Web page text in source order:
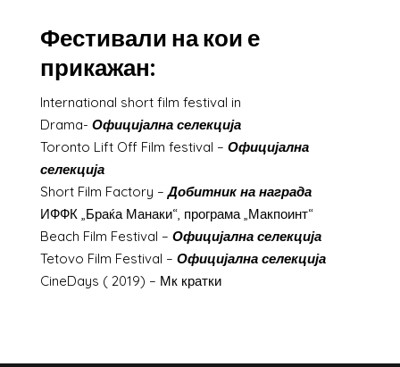
Фестивали на кои е
прикажан:
International short film festival in
Drama- Официјална селекција
Toronto Lift Off Film festival – Официјална
селекција
Short Film Factory –Добитник на награда
ИФФК „Браќа Манаки“, програма „Макпоинт“
Beach Film Festival – Официјална селекција
Tetovo Film Festival – Официјална селекција
CineDays ( 2019) – Мк кратки